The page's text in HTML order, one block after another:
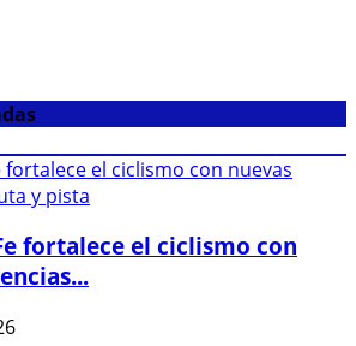
fortalece el ciclismo con